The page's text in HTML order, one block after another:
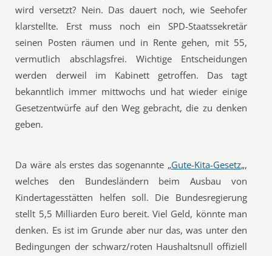
wird versetzt? Nein. Das dauert noch, wie Seehofer
klarstellte. Erst muss noch ein SPD-Staatssekretär
seinen Posten räumen und in Rente gehen, mit 55,
vermutlich abschlagsfrei. Wichtige Entscheidungen
werden derweil im Kabinett getroffen. Das tagt
bekanntlich immer mittwochs und hat wieder einige
Gesetzentwürfe auf den Weg gebracht, die zu denken
geben.
Da wäre als erstes das sogenannte „Gute-Kita-Gesetz„,
welches den Bundesländern beim Ausbau von
Kindertagesstätten helfen soll. Die Bundesregierung
stellt 5,5 Milliarden Euro bereit. Viel Geld, könnte man
denken. Es ist im Grunde aber nur das, was unter den
Bedingungen der schwarz/roten Haushaltsnull offiziell